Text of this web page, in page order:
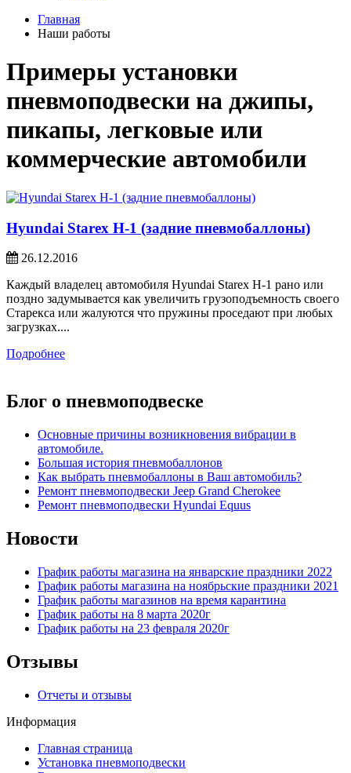
Главная
Наши работы
Примеры установки
пневмоподвески на джипы,
пикапы, легковые или
коммерческие автомобили
Hyundai Starex H-1 (задние пневмобаллоны)
26.12.2016
Каждый владелец автомобиля Hyundai Starex H-1 рано или
поздно задумывается как увеличить грузоподъемность своего
Старекса или жалуются что пружины проседают при любых
загрузках....
Подробнее
Блог о пневмоподвеске
Основные причины возникновения вибрации в
автомобиле.
Большая история пневмобаллонов
Как выбрать пневмобаллоны в Ваш автомобиль?
Ремонт пневмоподвески Jeep Grand Cherokee
Ремонт пневмоподвески Hyundai Equus
Новости
График работы магазина на январские праздники 2022
График работы магазина на ноябрьские праздники 2021
График работы магазинов на время карантина
График работы на 8 марта 2020г
График работы на 23 февраля 2020г
Отзывы
Отчеты и отзывы
Информация
Главная страница
Установка пневмоподвески